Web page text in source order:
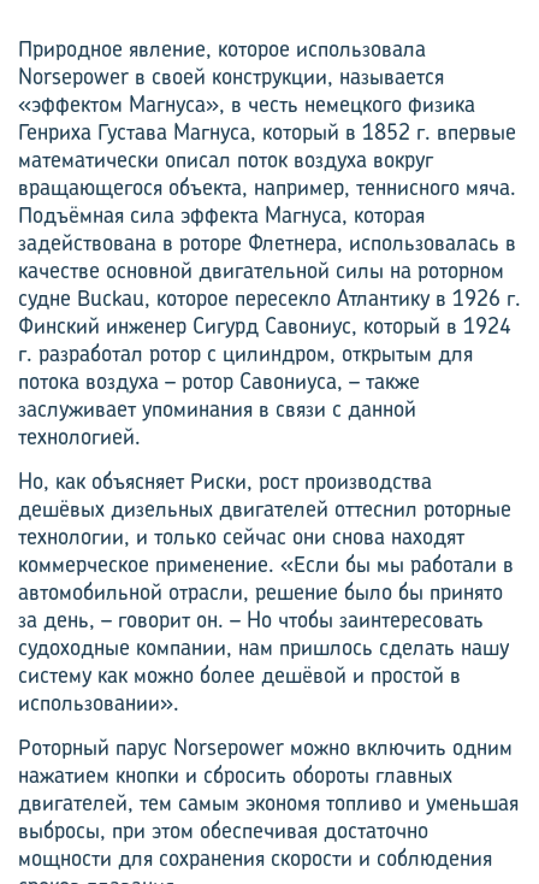
Природное явление, которое использовала
Norsepower в своей конструкции, называется
«эффектом Магнуса», в честь немецкого физика
Генриха Густава Магнуса, который в 1852 г. впервые
математически описал поток воздуха вокруг
вращающегося объекта, например, теннисного мяча.
Подъёмная сила эффекта Магнуса, которая
задействована в роторе Флетнера, использовалась в
качестве основной двигательной силы на роторном
судне Buckau, которое пересекло Атлантику в 1926 г.
Финский инженер Сигурд Савониус, который в 1924
г. разработал ротор с цилиндром, открытым для
потока воздуха – ротор Савониуса, – также
заслуживает упоминания в связи с данной
технологией.
Но, как объясняет Риски, рост производства
дешёвых дизельных двигателей оттеснил роторные
технологии, и только сейчас они снова находят
коммерческое применение. «Если бы мы работали в
автомобильной отрасли, решение было бы принято
за день, – говорит он. – Но чтобы заинтересовать
судоходные компании, нам пришлось сделать нашу
систему как можно более дешёвой и простой в
использовании».
Роторный парус Norsepower можно включить одним
нажатием кнопки и сбросить обороты главных
двигателей, тем самым экономя топливо и уменьшая
выбросы, при этом обеспечивая достаточно
мощности для сохранения скорости и соблюдения